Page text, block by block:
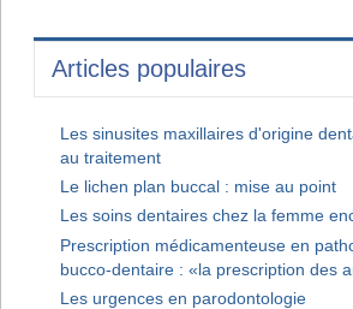
Articles populaires
Les sinusites maxillaires d'origine
au traitement
Le lichen plan buccal : mise au point
Les soins dentaires chez la femme
Prescription médicamenteuse en
bucco-dentaire : «la prescription des
Les urgences en parodontologie